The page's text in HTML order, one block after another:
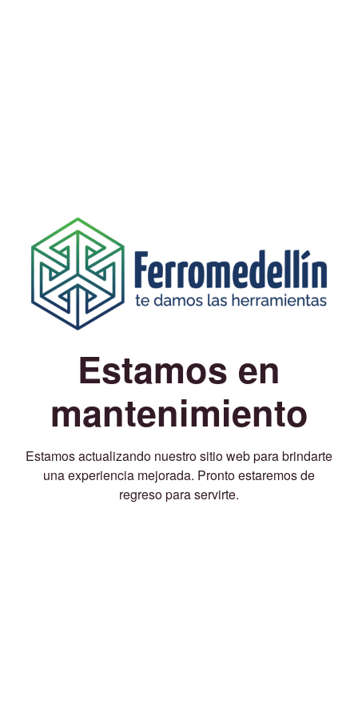
Estamos en
mantenimiento
Estamos actualizando nuestro sitio web para brindarte
una experiencia mejorada. Pronto estaremos de
regreso para servirte.